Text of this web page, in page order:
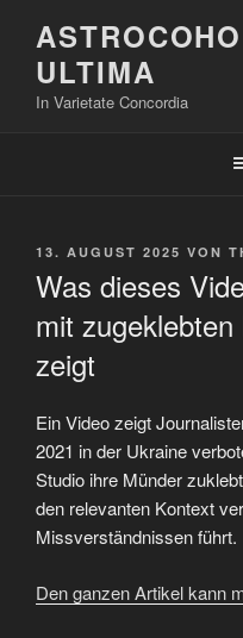
Inhalt
springenULTIMA
In Varietate Concordia
VERÖFFENTLICHT
13. AUGUST 2025 VON
Was dieses
mit
zeigt
Ein Video zeigt
2021 in der Ukraine
Studio ihre Münder
den relevanten Kontext
Missverständnissen führt.
Den ganzen Artikel kann